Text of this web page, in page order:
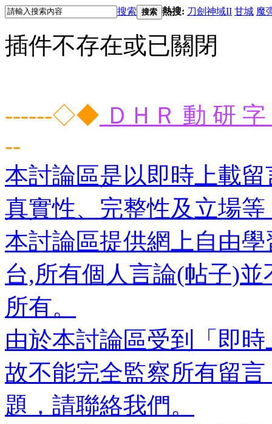
搜索 搜索 熱搜: 刀劍神域II 甘城 魔
插件不存在或已關閉
------◇◆ ＤＨＲ 動 研
--
本討論區是以即時上載
真實性、完整性及立場
本討論區提供網上自由
台,所有個人言論(帖子)
所有。
由於本討論區受到「即
故不能完全監察所有留
題，請聯絡我們。